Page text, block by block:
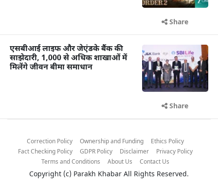
Share
एसबीआई लाइफ और जेएंडके बैंक की
साझेदारी, 1,000 से अधिक शाखाओं में
मिलेंगे जीवन बीमा समाधान
Share
Correction Policy Ownership and Funding
Ethics Policy
Fact Checking Policy
GDPR Policy Disclaimer
Privacy Policy
Terms and Conditions
About Us Contact Us
Copyright (c) Parakh Khabar All Rights Reserved.